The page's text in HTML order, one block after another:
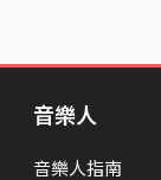
音樂人
音樂人指南